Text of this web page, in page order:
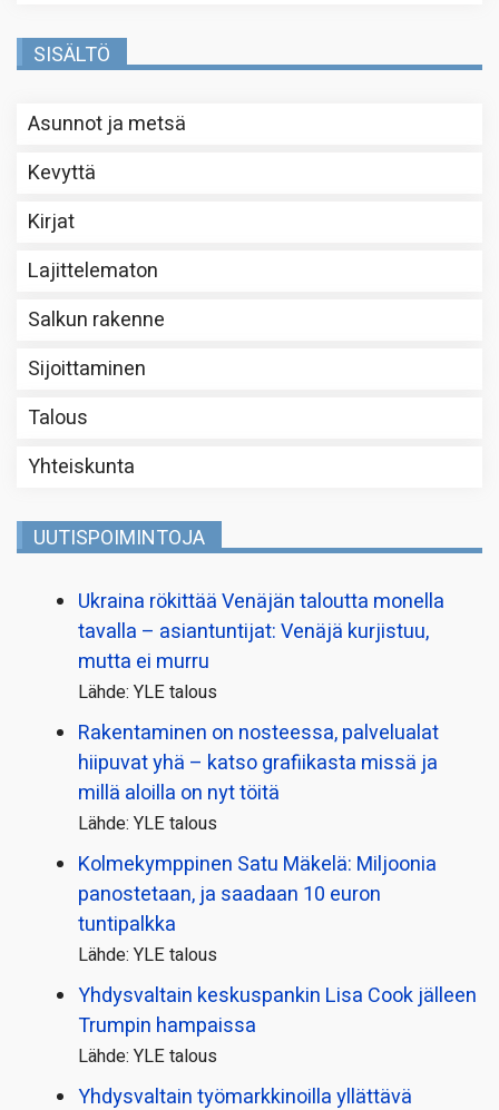
SISÄLTÖ
Asunnot ja metsä
Kevyttä
Kirjat
Lajittelematon
Salkun rakenne
Sijoittaminen
Talous
Yhteiskunta
UUTISPOIMINTOJA
Ukraina rökittää Venäjän taloutta monella
tavalla – asiantuntijat: Venäjä kurjistuu,
mutta ei murru
Lähde: YLE talous
Rakentaminen on nosteessa, palvelualat
hiipuvat yhä – katso grafiikasta missä ja
millä aloilla on nyt töitä
Lähde: YLE talous
Kolmekymppinen Satu Mäkelä: Miljoonia
panostetaan, ja saadaan 10 euron
tuntipalkka
Lähde: YLE talous
Yhdysvaltain keskuspankin Lisa Cook jälleen
Trumpin hampaissa
Lähde: YLE talous
Yhdysvaltain työmarkkinoilla yllättävä